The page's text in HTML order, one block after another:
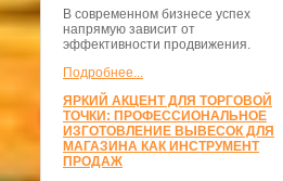
В современном бизнесе успех
напрямую зависит от
эффективности продвижения.
Подробнее...
ЯРКИЙ АКЦЕНТ ДЛЯ ТОРГОВОЙ
ТОЧКИ: ПРОФЕССИОНАЛЬНОЕ
ИЗГОТОВЛЕНИЕ ВЫВЕСОК ДЛЯ
МАГАЗИНА КАК ИНСТРУМЕНТ
ПРОДАЖ